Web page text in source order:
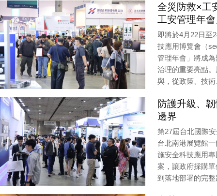
全災防救×工
工安管理年
即將於4月22日至
技應用博覽會（
管理年會」將成
治理的重要亮點
與，從政策、技
防護升級、
邊界
第27屆台北國際
台北南港展覽館
施安全科技應用
案，讓政府採購
到落地部署的完